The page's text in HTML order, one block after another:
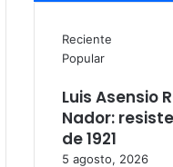
Reciente
Popular
Luis Asensio
Nador:
de 1921
5 agosto, 2026